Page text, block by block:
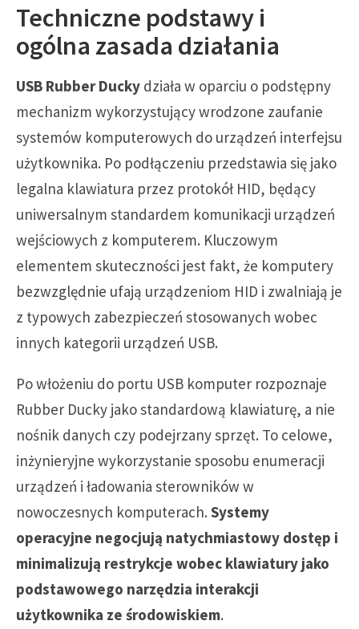
Techniczne podstawy i
ogólna zasada działania
USB Rubber Ducky działa w oparciu o podstępny
mechanizm wykorzystujący wrodzone zaufanie
systemów komputerowych do urządzeń interfejsu
użytkownika. Po podłączeniu przedstawia się jako
legalna klawiatura przez protokół HID, będący
uniwersalnym standardem komunikacji urządzeń
wejściowych z komputerem. Kluczowym
elementem skuteczności jest fakt, że komputery
bezwzględnie ufają urządzeniom HID i zwalniają je
z typowych zabezpieczeń stosowanych wobec
innych kategorii urządzeń USB.
Po włożeniu do portu USB komputer rozpoznaje
Rubber Ducky jako standardową klawiaturę, a nie
nośnik danych czy podejrzany sprzęt. To celowe,
inżynieryjne wykorzystanie sposobu enumeracji
urządzeń i ładowania sterowników w
nowoczesnych komputerach. Systemy
operacyjne negocjują natychmiastowy dostęp i
minimalizują restrykcje wobec klawiatury jako
podstawowego narzędzia interakcji
użytkownika ze środowiskiem.